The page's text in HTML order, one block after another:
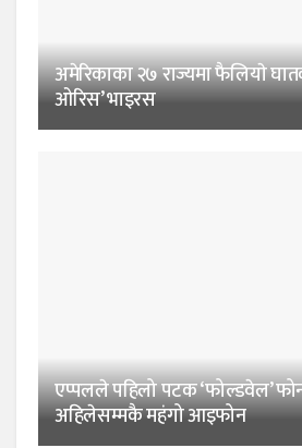
अमेरिकाका २७ राज्यमा फैलियाे
ओरिस’ भाइरस
एप्पलले पहिलो पटक ‘फोल्डवेल’
अहिलेसम्मकै महंगो आइफोन